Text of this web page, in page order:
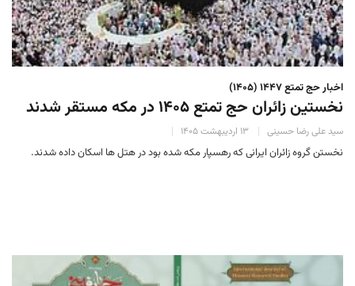
اخبار حج تمتع ۱۴۴۷ (۱۴۰۵)
نخستین زائران حج تمتع ۱۴۰۵ در مکه مستقر شدند
سید علی رضا حسینی ۱۳ اردیبهشت ۱۴۰۵
نخستن گروه زائران ایرانی که رهسپار مکه شده بود در هتل ها اسکان داده شدند.